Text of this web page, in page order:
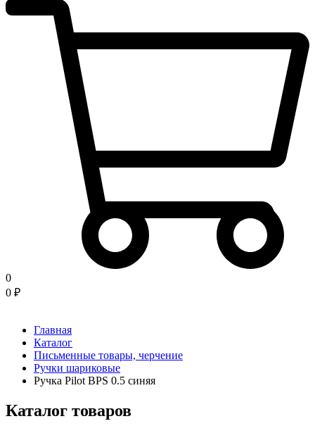
0
0 ₽
Главная
Каталог
Письменные товары, черчение
Ручки шариковые
Ручка Pilot BPS 0.5 синяя
Каталог товаров